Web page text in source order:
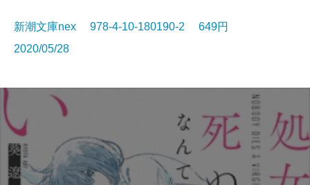
新潮文庫nex 978-4-10-180190-2 649円
2020/05/28